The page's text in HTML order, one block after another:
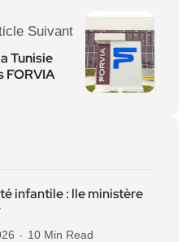
Suivant
Tunisie
FORVIA
infantile : lle ministère
10 Min Read